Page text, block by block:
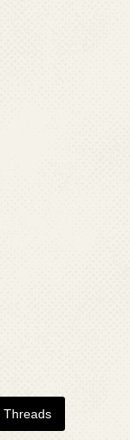
Threads